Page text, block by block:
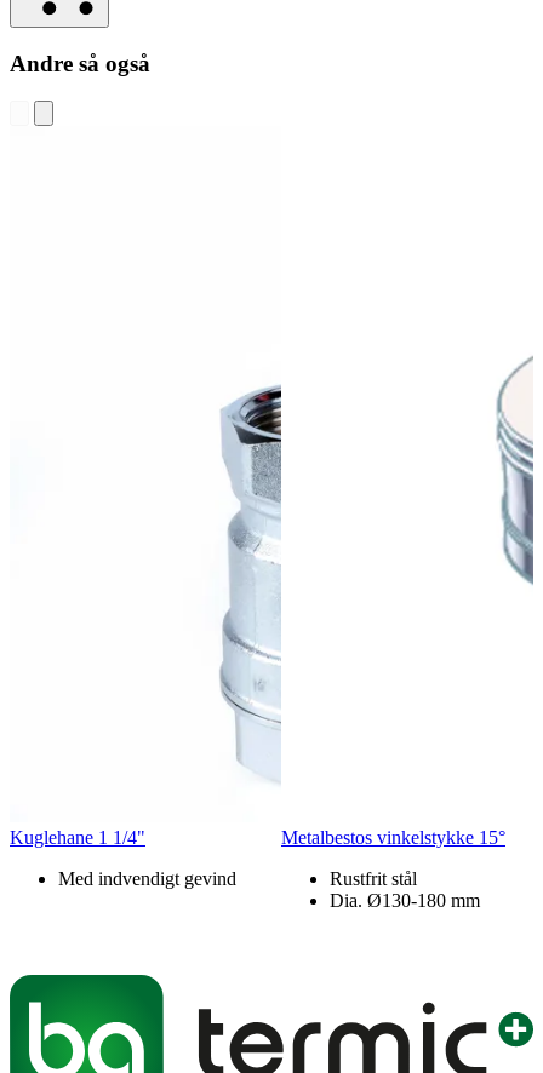
Andre så også
Kuglehane 1 1/4"
Med indvendigt gevind
Metalbestos vinkelstykke 15°
Rustfrit stål
Dia. Ø130-180 mm